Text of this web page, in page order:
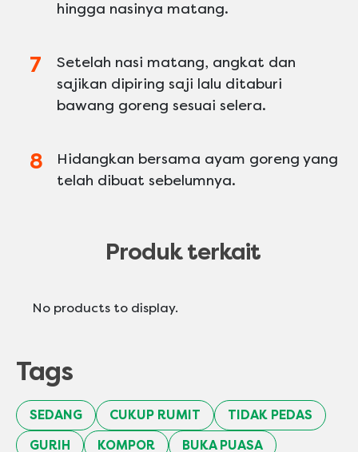
hingga nasinya matang.
Setelah nasi matang, angkat dan
sajikan dipiring saji lalu ditaburi
bawang goreng sesuai selera.
Hidangkan bersama ayam goreng yang
telah dibuat sebelumnya.
Produk terkait
No products to display.
Tags
SEDANG CUKUP RUMIT
TIDAK PEDAS
GURIH
KOMPOR BUKA PUASA